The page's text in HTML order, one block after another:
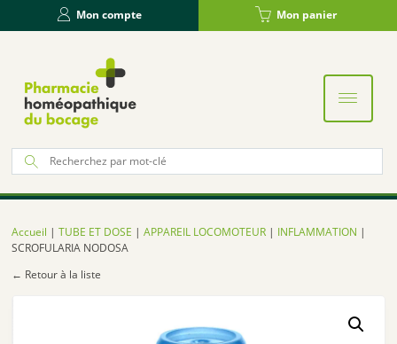
Mon compte Mon panier
:
Accueil |TUBE ET DOSE |APPAREIL LOCOMOTEUR | INFLAMMATION |
SCROFULARIA NODOSA
← Retour à la liste
Panneau de gestion des cookies